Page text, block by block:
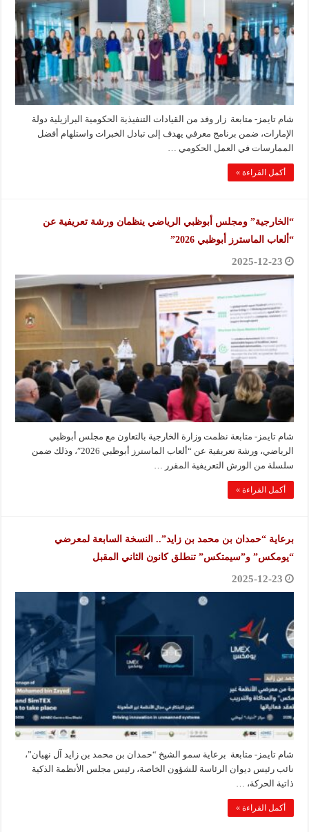
شام تايمز- متابعة زار وفد من القيادات التنفيذية الحكومية البرازيلية دولة
الإمارات، ضمن برنامج معرفي يهدف إلى تبادل الخبرات واستلهام أفضل
الممارسات في العمل الحكومي …
أكمل القراءة »
“الخارجية” ومجلس أبوظبي الرياضي ينظمان ورشة تعريفية عن
“ألعاب الماسترز أبوظبي 2026”
2025-12-23
شام تايمز- متابعة نظمت وزارة الخارجية بالتعاون مع مجلس أبوظبي
الرياضي، ورشة تعريفية عن “ألعاب الماسترز أبوظبي 2026″، وذلك ضمن
سلسلة من الورش التعريفية المقرر …
أكمل القراءة »
برعاية “حمدان بن محمد بن زايد”.. النسخة السابعة لمعرضي
“يومكس” و”سيمتكس” تنطلق كانون الثاني المقبل
2025-12-23
شام تايمز- متابعة برعاية سمو الشيخ “حمدان بن محمد بن زايد آل نهيان”،
نائب رئيس ديوان الرئاسة للشؤون الخاصة، رئيس مجلس الأنظمة الذكية
ذاتية الحركة، …
أكمل القراءة »